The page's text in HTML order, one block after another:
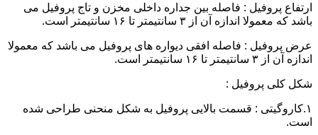
ارتفاع پروفیل : فاصله بین جداره داخلی مخزن و تاج پروفیل می
باشد که معمولا اندازه آن از ۳ سانتیمتر تا ۱۶ سانتیمتر است.
عرض پروفیل : فاصله افقی دیواره های پروفیل می باشد که معمولا
اندازه آن از ۳ سانتیمتر تا ۱۶ سانتیمتر است.
شکل کلی پروفیل :
۱.کاروگیتی : قسمت بالایی پروفیل به شکل منحنی طراحی شده
است.